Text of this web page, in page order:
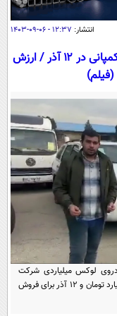
انتشار: ۱۲:۳۷ - ۰۶-۰۹-۱۴۰۳
مزایده فروش خودروهای میلیاردی کوروش کمپانی در ۱۲ آذر / ارزش
پیش رو حاکی از نشان دادن ۵ خودروی لوکس میلیاردی شرکت
کوروش کمپانی است که این ۵ خودرو ارزش آنها ۶۶ میلیارد تومان و ۱۲ آذر برای فروش